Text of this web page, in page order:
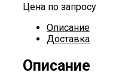
Цена по запросу
Описание
Доставка
Описание